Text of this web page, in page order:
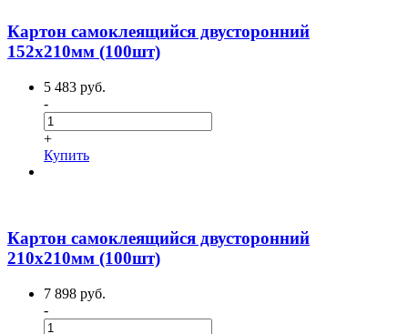
Картон самоклеящийся двусторонний
152х210мм (100шт)
5 483 руб.
-
+
Купить
Картон самоклеящийся двусторонний
210х210мм (100шт)
7 898 руб.
-